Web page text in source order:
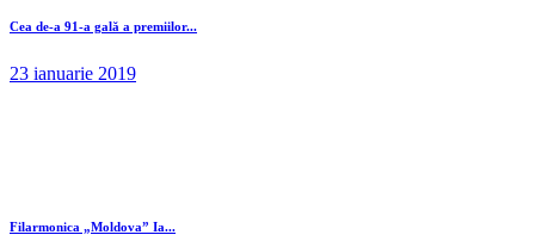
Cea de-a 91-a gală a premiilor...
23 ianuarie 2019
Filarmonica „Moldova” Ia...